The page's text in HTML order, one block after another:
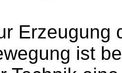
Erzeugung
ist